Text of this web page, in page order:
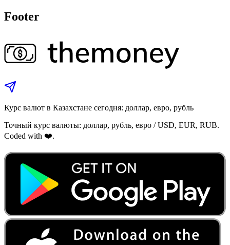
Footer
Курс валют в Казахстане сегодня: доллар, евро, рубль
Точный курс валюты: доллар, рубль, евро / USD, EUR, RUB.
Coded with ❤️.